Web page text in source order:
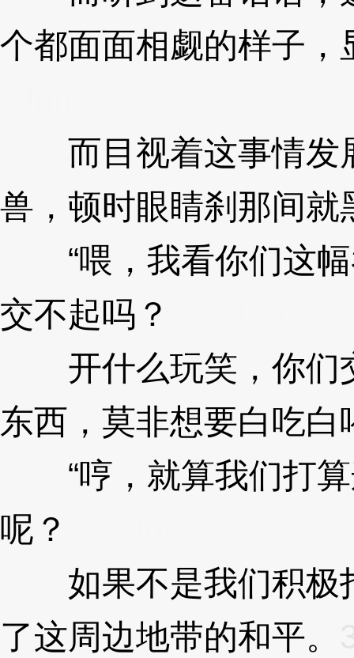
个都面面相觑的样子，
而目视着这事情发
兽，顿时眼睛刹那间就
“喂，我看你们这幅
交不起吗？
开什么玩笑，你们
东西，莫非想要白吃白
“哼，就算我们打算
呢？
如果不是我们积极
了这周边地带的和平。